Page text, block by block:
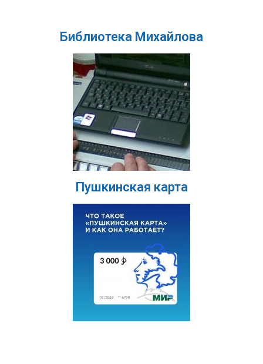
Библиотека Михайлова
Пушкинская карта